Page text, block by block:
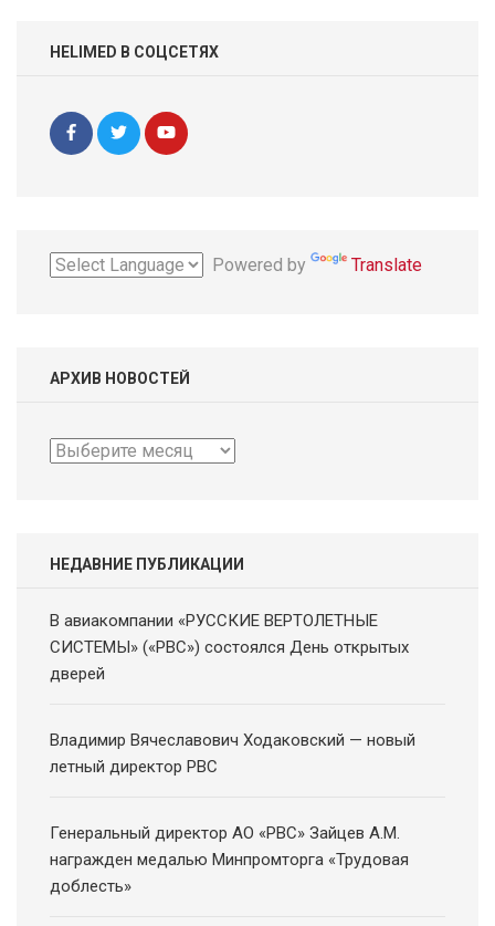
HELIMED В СОЦСЕТЯХ
Powered by Translate
АРХИВ НОВОСТЕЙ
Архив
НЕДАВНИЕ ПУБЛИКАЦИИ
В авиакомпании «РУССКИЕ ВЕРТОЛЕТНЫЕ
СИСТЕМЫ» («РВС») состоялся День открытых
дверей
Владимир Вячеславович Ходаковский — новый
летный директор РВС
Генеральный директор АО «РВС» Зайцев А.М.
награжден медалью Минпромторга «Трудовая
доблесть»